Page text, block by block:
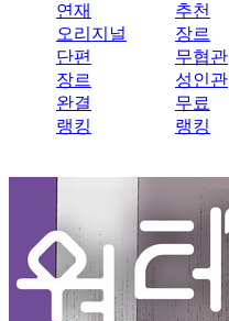
연재
오리지널
단편
장르
완결
랭킹
추천
장르
무협관
성인관
무료
랭킹